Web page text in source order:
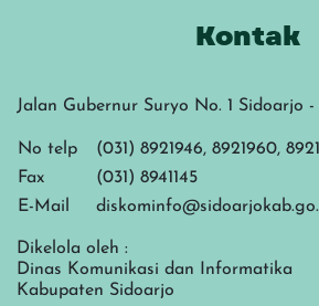
Kontak
Jalan Gubernur Suryo No. 1 Sidoarjo -
No telp
(031) 8921946, 8921960,
Fax
(031) 8941145
E-Mail
Dikelola oleh :
Dinas Komunikasi dan Informatika
Kabupaten Sidoarjo